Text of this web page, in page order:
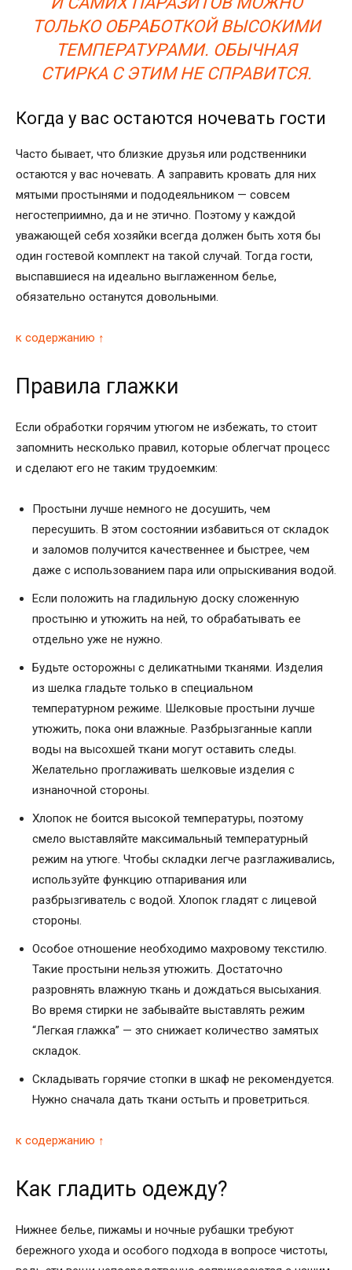
ТОЛЬКО ОБРАБОТКОЙ ВЫСОКИМИ
ТЕМПЕРАТУРАМИ. ОБЫЧНАЯ
СТИРКА С ЭТИМ НЕ СПРАВИТСЯ.
Когда у вас остаются ночевать гости
Часто бывает, что близкие друзья или родственники
остаются у вас ночевать. А заправить кровать для них
мятыми простынями и пододеяльником — совсем
негостеприимно, да и не этично. Поэтому у каждой
уважающей себя хозяйки всегда должен быть хотя бы
один гостевой комплект на такой случай. Тогда гости,
выспавшиеся на идеально выглаженном белье,
обязательно останутся довольными.
к содержанию ↑
Правила глажки
Если обработки горячим утюгом не избежать, то стоит
запомнить несколько правил, которые облегчат процесс
и сделают его не таким трудоемким:
Простыни лучше немного не досушить, чем
пересушить. В этом состоянии избавиться от складок
и заломов получится качественнее и быстрее, чем
даже с использованием пара или опрыскивания водой.
Если положить на гладильную доску сложенную
простыню и утюжить на ней, то обрабатывать ее
отдельно уже не нужно.
Будьте осторожны с деликатными тканями. Изделия
из шелка гладьте только в специальном
температурном режиме. Шелковые простыни лучше
утюжить, пока они влажные. Разбрызганные капли
воды на высохшей ткани могут оставить следы.
Желательно проглаживать шелковые изделия с
изнаночной стороны.
Хлопок не боится высокой температуры, поэтому
смело выставляйте максимальный температурный
режим на утюге. Чтобы складки легче разглаживались,
используйте функцию отпаривания или
разбрызгиватель с водой. Хлопок гладят с лицевой
стороны.
Особое отношение необходимо махровому текстилю.
Такие простыни нельзя утюжить. Достаточно
разровнять влажную ткань и дождаться высыхания.
Во время стирки не забывайте выставлять режим
“Легкая глажка” — это снижает количество замятых
складок.
Складывать горячие стопки в шкаф не рекомендуется.
Нужно сначала дать ткани остыть и проветриться.
к содержанию ↑
Как гладить одежду?
Нижнее белье, пижамы и ночные рубашки требуют
бережного ухода и особого подхода в вопросе чистоты,